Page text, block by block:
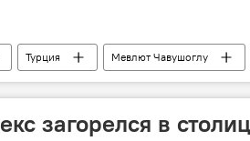
Турция Мевлют Чавушоглу
Спецоперация
загорелся в